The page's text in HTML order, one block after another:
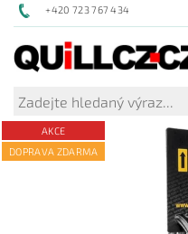
+420 723 767 434
AKCE
DOPRAVA ZDARMA